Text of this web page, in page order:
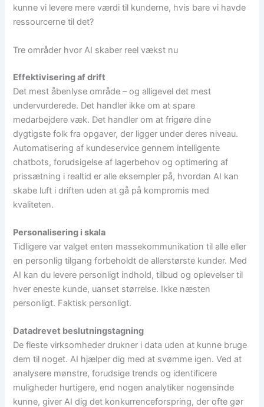
kunne vi levere mere værdi til kunderne, hvis bare vi havde
ressourcerne til det?
Tre områder hvor AI skaber reel vækst nu
Effektivisering af drift
Det mest åbenlyse område – og alligevel det mest
undervurderede. Det handler ikke om at spare
medarbejdere væk. Det handler om at frigøre dine
dygtigste folk fra opgaver, der ligger under deres niveau.
Automatisering af kundeservice gennem intelligente
chatbots, forudsigelse af lagerbehov og optimering af
prissætning i realtid er alle eksempler på, hvordan AI kan
skabe luft i driften uden at gå på kompromis med
kvaliteten.
Personalisering i skala
Tidligere var valget enten massekommunikation til alle eller
en personlig tilgang forbeholdt de allerstørste kunder. Med
AI kan du levere personligt indhold, tilbud og oplevelser til
hver eneste kunde, uanset størrelse. Ikke næsten
personligt. Faktisk personligt.
Datadrevet beslutningstagning
De fleste virksomheder drukner i data uden at kunne bruge
dem til noget. AI hjælper dig med at svømme igen. Ved at
analysere mønstre, forudsige trends og identificere
muligheder hurtigere, end nogen analytiker nogensinde
kunne, giver AI dig det konkurrenceforspring, der ofte gør